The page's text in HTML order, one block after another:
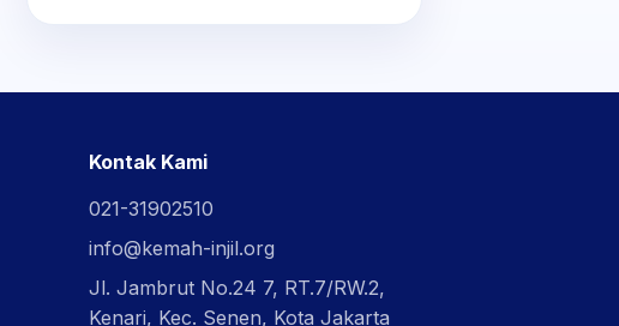
Kontak Kami
021-31902510
info@kemah-injil.org
Jl. Jambrut No.24 7, RT.7/RW.2,
Kenari, Kec. Senen, Kota Jakarta